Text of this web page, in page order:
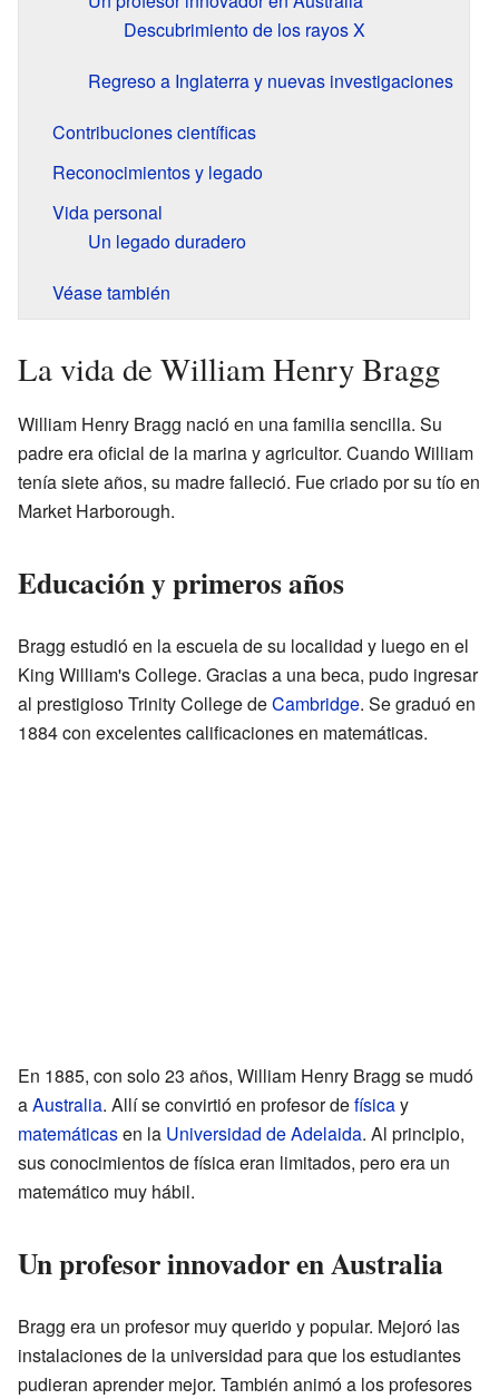
Descubrimiento de los rayos X
Regreso a Inglaterra y nuevas investigaciones
Contribuciones científicas
Reconocimientos y legado
Vida personal
Un legado duradero
Véase también
La vida de William Henry Bragg
William Henry Bragg nació en una familia sencilla. Su
padre era oficial de la marina y agricultor. Cuando William
tenía siete años, su madre falleció. Fue criado por su tío en
Market Harborough.
Educación y primeros años
Bragg estudió en la escuela de su localidad y luego en el
King William's College. Gracias a una beca, pudo ingresar
al prestigioso Trinity College deCambridge. Se graduó en
1884 con excelentes calificaciones en matemáticas.
En 1885, con solo 23 años, William Henry Bragg se mudó
aAustralia. Allí se convirtió en profesor defísicay
matemáticasen la Universidad de Adelaida. Al principio,
sus conocimientos de física eran limitados, pero era un
matemático muy hábil.
Un profesor innovador en Australia
Bragg era un profesor muy querido y popular. Mejoró las
instalaciones de la universidad para que los estudiantes
pudieran aprender mejor. También animó a los profesores